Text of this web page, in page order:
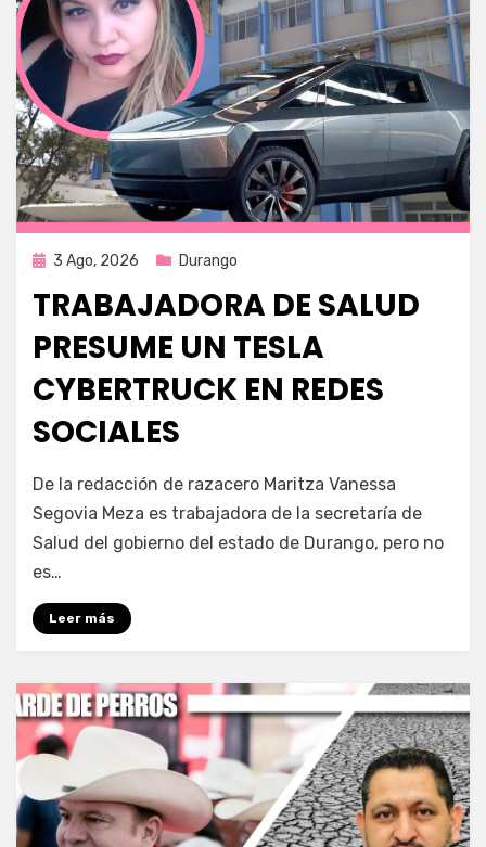
Publicada
3 Ago, 2026 Durango
TRABAJADORA DE SALUD
PRESUME UN TESLA
CYBERTRUCK EN REDES
SOCIALES
por Fernando Miranda Servín
De la redacción de razacero Maritza Vanessa
Segovia Meza es trabajadora de la secretaría de
Salud del gobierno del estado de Durango, pero no
es…
Leer más